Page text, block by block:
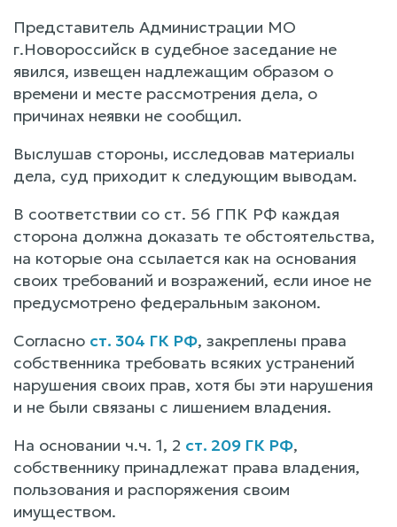
Представитель Администрации МО
г.Новороссийск в судебное заседание не
явился, извещен надлежащим образом о
времени и месте рассмотрения дела, о
причинах неявки не сообщил.
Выслушав стороны, исследовав материалы
дела, суд приходит к следующим выводам.
В соответствии со ст. 56 ГПК РФ каждая
сторона должна доказать те обстоятельства,
на которые она ссылается как на основания
своих требований и возражений, если иное не
предусмотрено федеральным законом.
Согласно ст. 304 ГК РФ, закреплены права
собственника требовать всяких устранений
нарушения своих прав, хотя бы эти нарушения
и не были связаны с лишением владения.
На основании ч.ч. 1, 2 ст. 209 ГК РФ,
собственнику принадлежат права владения,
пользования и распоряжения своим
имуществом.